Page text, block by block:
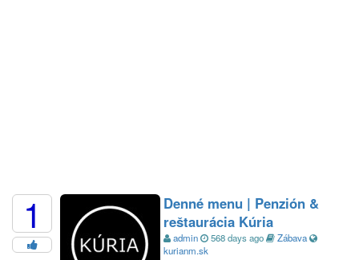
1
Denné menu | Penzión &
reštaurácia Kúria
admin 568 days ago
Zábava
kurianm.sk